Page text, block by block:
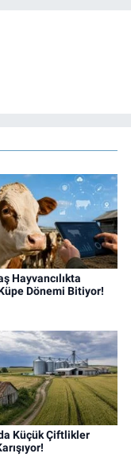
Hayvancılıkta
Dönemi Bitiyor!
Küçük Çiftlikler